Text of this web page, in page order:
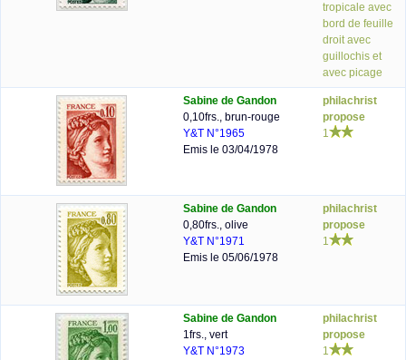
tropicale avec
bord de feuille
droit avec
guillochis et
avec picage
Sabine de Gandon
0,10frs., brun-rouge
Y&T N°1965
Emis le 03/04/1978
philachrist
propose
1
Sabine de Gandon
0,80frs., olive
Y&T N°1971
Emis le 05/06/1978
philachrist
propose
1
Sabine de Gandon
1frs., vert
Y&T N°1973
philachrist
propose
1